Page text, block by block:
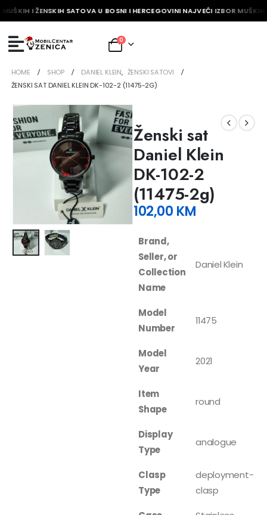
I ŽENSKIH SATOVA U BOSNI I HERCEGOVINI NAJVEĆI IZBOR
0
HOME SHOP DANIEL KLEIN, ŽENSKI SATOVI
ŽENSKI SAT DANIEL KLEIN DK-102-2 (11475-2G)
Ženski sat
Daniel Klein
DK-102-2
(11475-2g)
102,00 KM
Brand,
Seller, or
Collection
Name
Daniel Klein
Model
Number
11475
Model
Year
2021
Item
Shape
round
Display
Type
analogue
Clasp
Type
deployment-
clasp